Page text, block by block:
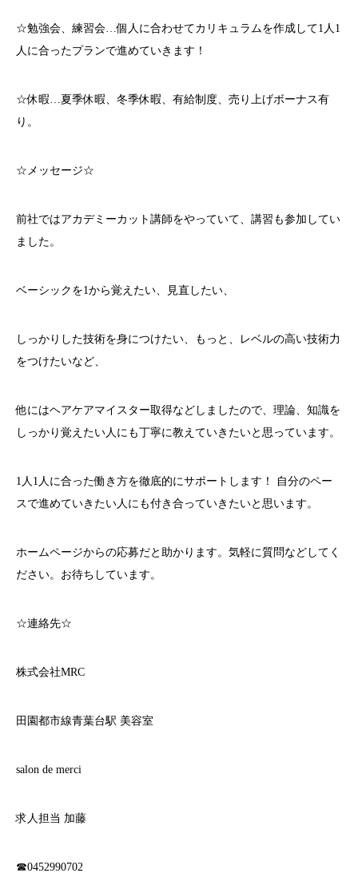
☆勉強会、練習会…個人に合わせてカリキュラムを作成して1人1
人に合ったプランで進めていきます！
☆休暇…夏季休暇、冬季休暇、有給制度、売り上げボーナス有
り。
☆メッセージ☆
前社ではアカデミーカット講師をやっていて、講習も参加してい
ました。
ベーシックを1から覚えたい、見直したい、
しっかりした技術を身につけたい、もっと、レベルの高い技術力
をつけたいなど、
他にはヘアケアマイスター取得などしましたので、理論、知識を
しっかり覚えたい人にも丁寧に教えていきたいと思っています。
1人1人に合った働き方を徹底的にサポートします！ 自分のペー
スで進めていきたい人にも付き合っていきたいと思います。
ホームページからの応募だと助かります。気軽に質問などしてく
ださい。お待ちしています。
☆連絡先☆
株式会社MRC
田園都市線青葉台駅 美容室
salon de merci
求人担当 加藤
☎︎0452990702